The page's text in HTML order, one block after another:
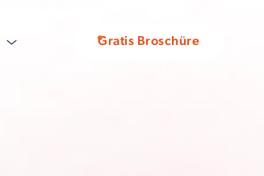
Gratis Broschüre